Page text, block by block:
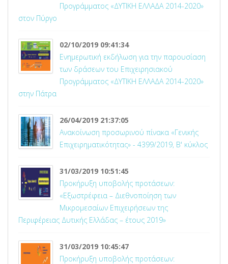
Προγράμματος «ΔΥΤΙΚΗ ΕΛΛΑΔΑ 2014-2020»
στον Πύργο
02/10/2019 09:41:34
Ενημερωτική εκδήλωση για την παρουσίαση
των δράσεων του Επιχειρησιακού
Προγράμματος «ΔΥΤΙΚΗ ΕΛΛΑΔΑ 2014-2020»
στην Πάτρα
26/04/2019 21:37:05
Ανακοίνωση προσωρινού πίνακα «Γενικής
Επιχειρηματικότητας» - 4399/2019, Β' κύκλος
31/03/2019 10:51:45
Προκήρυξη υποβολής προτάσεων:
«Εξωστρέφεια – Διεθνοποίηση των
Μικρομεσαίων Επιχειρήσεων της
Περιφέρειας Δυτικής Ελλάδας – έτους 2019»
31/03/2019 10:45:47
Προκήρυξη υποβολής προτάσεων: